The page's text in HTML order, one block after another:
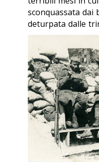
sconquassata dai
deturpata dalle